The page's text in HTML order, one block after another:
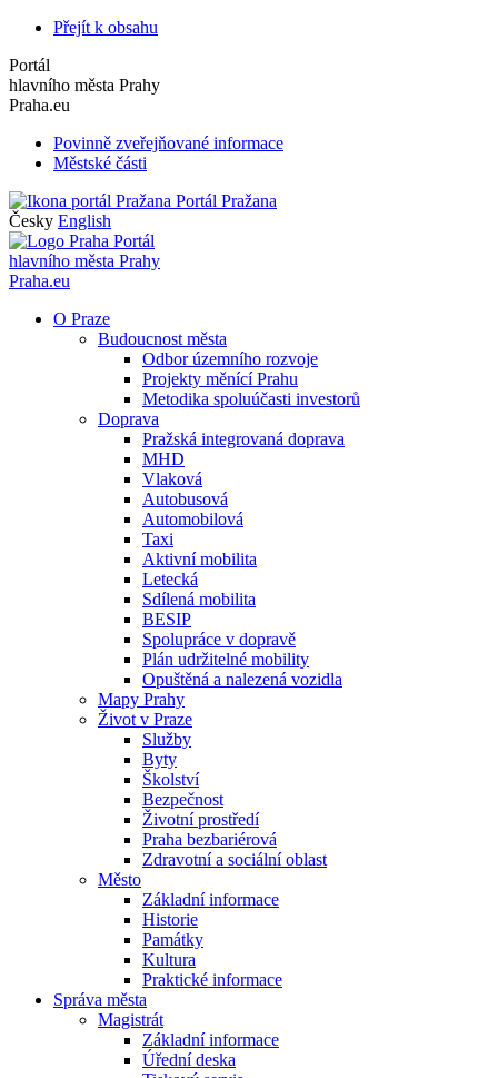
Přejít k obsahu
Portál
hlavního města Prahy
Praha.eu
Povinně zveřejňované informace
Městské části
Portál Pražana
Česky English
Portál
hlavního města Prahy
Praha.eu
O Praze
Budoucnost města
Odbor územního rozvoje
Projekty měnící Prahu
Metodika spoluúčasti investorů
Doprava
Pražská integrovaná doprava
MHD
Vlaková
Autobusová
Automobilová
Taxi
Aktivní mobilita
Letecká
Sdílená mobilita
BESIP
Spolupráce v dopravě
Plán udržitelné mobility
Opuštěná a nalezená vozidla
Mapy Prahy
Život v Praze
Služby
Byty
Školství
Bezpečnost
Životní prostředí
Praha bezbariérová
Zdravotní a sociální oblast
Město
Základní informace
Historie
Památky
Kultura
Praktické informace
Správa města
Magistrát
Základní informace
Úřední deska